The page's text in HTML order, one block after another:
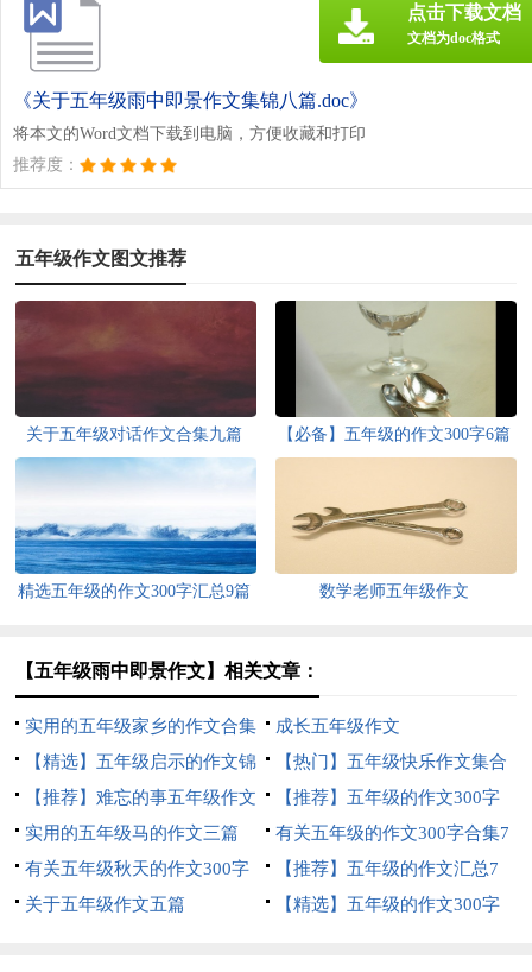
《关于五年级雨中即景作文集锦八篇.doc》
将本文的Word文档下载到电脑，方便收藏和打印
推荐度：
点击下载文档
文档为doc格式
五年级作文图文推荐
关于五年级对话作文合集九篇 【必备】五年级的作文300字6篇
精选五年级的作文300字汇总9篇 数学老师五年级作文
【五年级雨中即景作文】相关文章：
实用的五年级家乡的作文合集
6篇
成长五年级作文
【精选】五年级启示的作文锦
集八篇
【热门】五年级快乐作文集合
八篇
【推荐】难忘的事五年级作文
汇总九篇
【推荐】五年级的作文300字
集锦九篇
实用的五年级马的作文三篇
有关五年级的作文300字合集7
篇
有关五年级秋天的作文300字
集合8篇
【推荐】五年级的作文汇总7
篇
关于五年级作文五篇
【精选】五年级的作文300字